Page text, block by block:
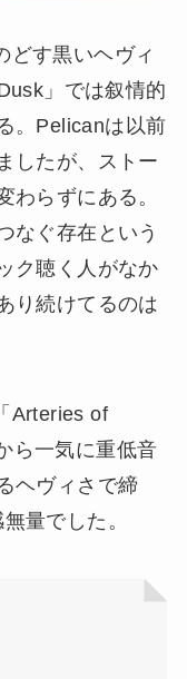
す黒いヘヴィ
」では叙情的
。Pelicanは以前
したが、ストー
わらずにある。
なぐ存在という
ク聴く人がなか
り続けてるのは
Arteries of
ら一気に重低音
ヘヴィさで締
量でした。